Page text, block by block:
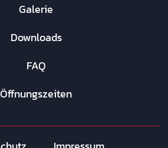
Galerie
Downloads
FAQ
Öffnungszeiten